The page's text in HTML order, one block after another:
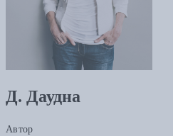
Д. Даудна
Автор